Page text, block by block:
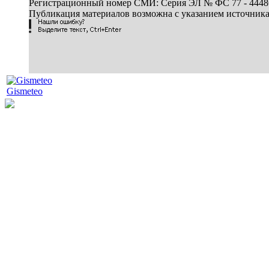
Регистрационный номер СМИ: Серия ЭЛ № ФС 77 - 44486
Публикация материалов возможна с указанием
Gismeteo